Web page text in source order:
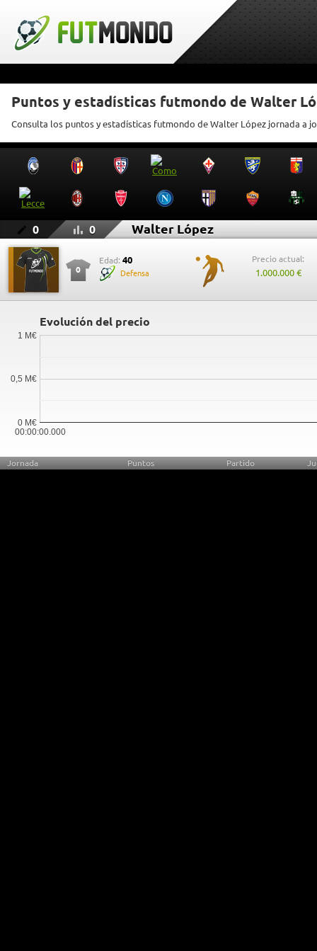
Puntos y estadísticas futmondo de Walter
Consulta los puntos y estadísticas futmondo de Walter López jornada a
0 0 Walter López
0
Edad: 40
Defensa
Precio actual:
1.000.000 €
Evolución del precio
00:00:00.000
0 M€
0,5 M€
1 M€
Jornada Puntos Partido